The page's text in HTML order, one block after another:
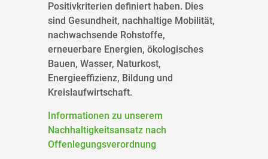
Positivkriterien definiert haben. Dies
sind Gesundheit, nachhaltige Mobilität,
nachwachsende Rohstoffe,
erneuerbare Energien, ökologisches
Bauen, Wasser, Naturkost,
Energieeffizienz, Bildung und
Kreislaufwirtschaft.
Informationen zu unserem
Nachhaltigkeitsansatz nach
Offenlegungsverordnung